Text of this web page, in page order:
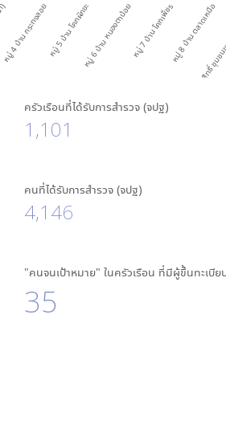
)
หมู่ 4 บ้าน กระทงลอย หมู่ 5 บ้าน โคกผักขะหมู่ 6 บ้าน หนองตาน้อยหมู่ 7 บ้าน โคกเพ็ชรหมู่ 8 บ้าน ตลาดเหนือ
หมู่ 8 บ้าน ตลาดเหนือ (ทหมู่ 8 บ้าน
ครัวเรือนที่ได้รับการสำรวจ (จปฐ)
1,101
คนที่ได้รับการสำรวจ (จปฐ)
4,146
"คนจนเป้าหมาย" ในครัวเรือน ที่มีผู้ขึ้นทะเบี
35